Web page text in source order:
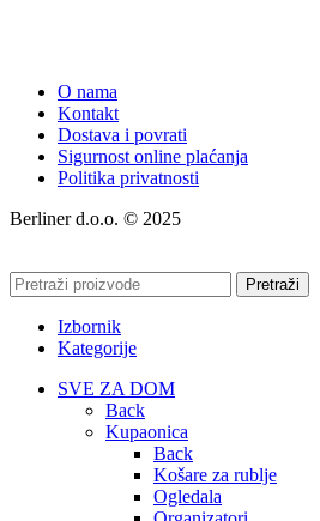
O nama
Kontakt
Dostava i povrati
Sigurnost online plaćanja
Politika privatnosti
Berliner d.o.o. © 2025
Pretraži
Izbornik
Kategorije
SVE ZA DOM
Back
Kupaonica
Back
Košare za rublje
Ogledala